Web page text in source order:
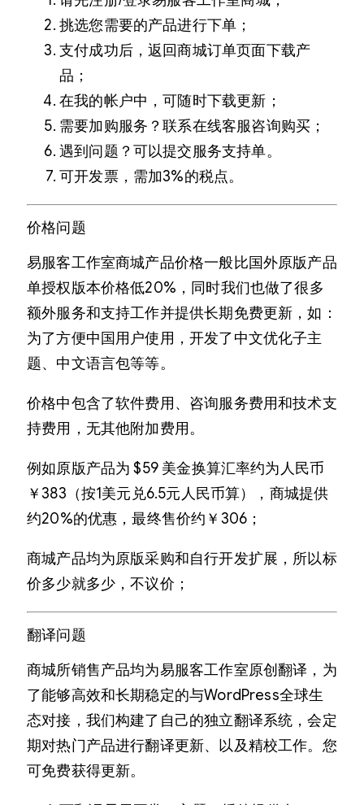
挑选您需要的产品进行下单；
支付成功后，返回商城订单页面下载产
品；
在我的帐户中，可随时下载更新；
需要加购服务？联系在线客服咨询购买；
遇到问题？可以提交服务支持单。
可开发票，需加3%的税点。
价格问题
易服客工作室商城产品价格一般比国外原版产品
单授权版本价格低20%，同时我们也做了很多
额外服务和支持工作并提供长期免费更新，如：
为了方便中国用户使用，开发了中文优化子主
题、中文语言包等等。
价格中包含了软件费用、咨询服务费用和技术支
持费用，无其他附加费用。
例如原版产品为 $59 美金换算汇率约为人民币
￥383（按1美元兑6.5元人民币算），商城提供
约20%的优惠，最终售价约￥306；
商城产品均为原版采购和自行开发扩展，所以标
价多少就多少，不议价；
翻译问题
商城所销售产品均为易服客工作室原创翻译，为
了能够高效和长期稳定的与WordPress全球生
态对接，我们构建了自己的独立翻译系统，会定
期对热门产品进行翻译更新、以及精校工作。您
可免费获得更新。